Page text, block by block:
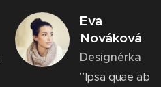
Eva
Nováková
Designérka
”Ipsa quae ab